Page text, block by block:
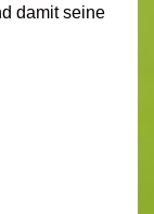
damit seine